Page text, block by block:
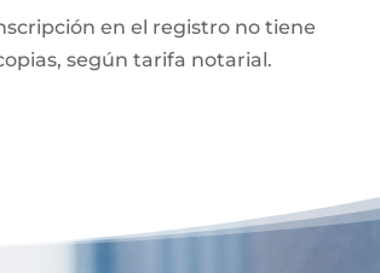
en el registro no tiene
según tarifa notarial.